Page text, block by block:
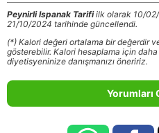
Peynirli Ispanak Tarifiilk olarak 10/02/
21/10/2024 tarihinde güncellendi.
(*) Kalori değeri ortalama bir değerdir
gösterebilir. Kalori hesaplama için
diyetisyeninize danışmanızı öneririz.
Yorumları